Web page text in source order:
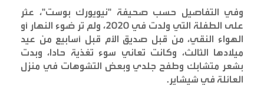
وفي التفاصيل حسب صحيفة "نيويورك بوست"، عثر
على الطفلة التي ولدت في 2020، ولم تر ضوء النهار أو
الهواء النقي، من قبل صديق الأم قبل أسابيع من عيد
ميلادها الثالث، وكانت تعاني سوء تغذية حادا، وبدت
بشعر متشابك وطفح جلدي وبعض التشوهات في منزل
العائلة في شيشاير.